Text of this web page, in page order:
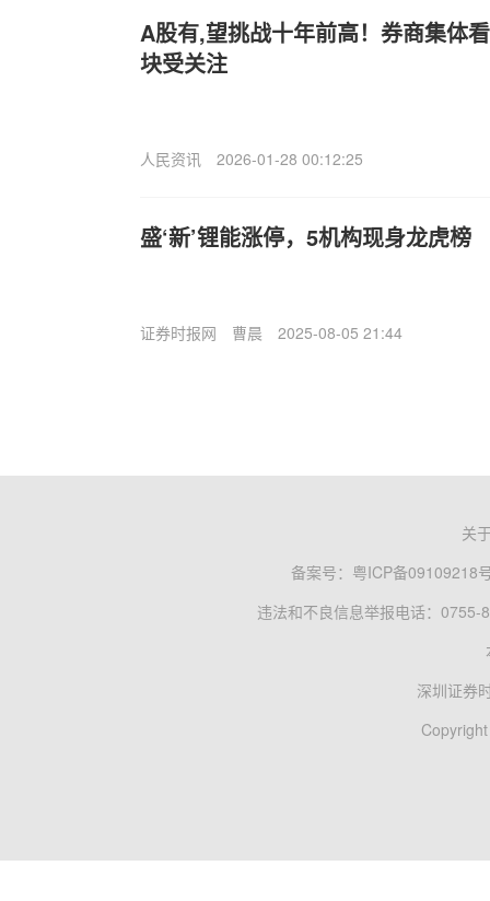
A股有,望挑战十年前高！券商集体
块受关注
人民资讯 2026-01-28 00:12:25
盛‘新’锂能涨停，5机构现身龙虎榜
证券时报网 曹晨 2025-08-05 21:44
关
备案号： 粤ICP备09109218
违法和不良信息举报电话：0755-
深圳证券